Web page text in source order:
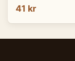
41 kr